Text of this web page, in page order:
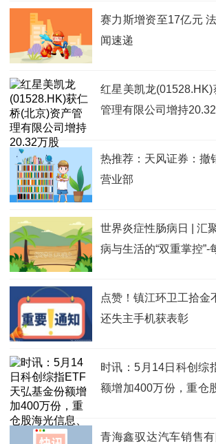
赛力斯增资至17亿元
闻速递
红星美凯龙
管理有限公司增持
热推荐：天风证券：撤
营业部
世界炎症性肠病日 | 汇
病与生活的“双重掌控”-
点赞！镇江环卫工拾金
还失主手机获表彰
时讯：5月14日科创综
额增加400万份，重仓
青海鑫驭达汽车销售